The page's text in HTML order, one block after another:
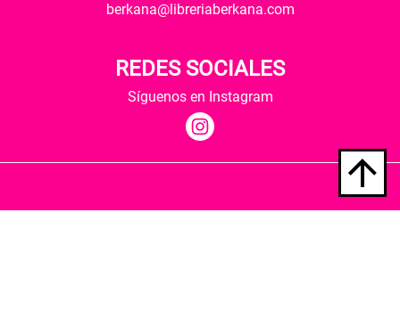
berkana@libreriaberkana.com
REDES SOCIALES
Síguenos en Instagram